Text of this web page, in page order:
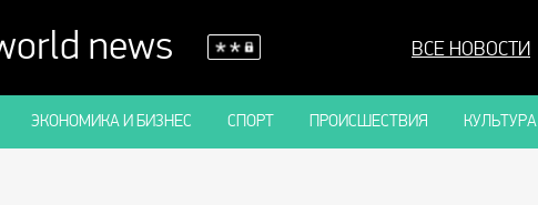
news ВСЕ НОВОСТИ
ЭКОНОМИКА И БИЗНЕС СПОРТ ПРОИСШЕСТВИЯ КУЛЬТУРА